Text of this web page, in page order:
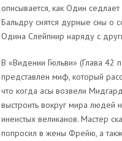
описывается, как Один
Бальдру снятся дурные сны о
Одина Слейпнир наряду с
В «Видении Гюльви» (Глава
представлен миф, который
что когда асы возвели
выстроить вокруг мира людей
инеистых великанов. Мастер
попросил в жены Фрейю, а